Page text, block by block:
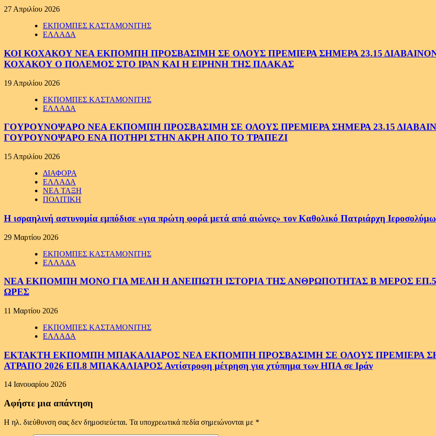
27 Απριλίου 2026
ΕΚΠΟΜΠΕΣ ΚΑΣΤΑΜΟΝΙΤΗΣ
ΕΛΛΑΔΑ
ΚΟΙ ΚΟΧΑΚΟΥ ΝΕΑ ΕΚΠΟΜΠΗ ΠΡΟΣΒΑΣΙΜΗ ΣΕ ΟΛΟΥΣ ΠΡΕΜΙΕΡΑ ΣΗΜΕΡΑ 23.15
ΚΟΧΑΚΟΥ Ο ΠΟΛΕΜΟΣ ΣΤΟ ΙΡΑΝ ΚΑΙ Η ΕΙΡΗΝΗ ΤΗΣ ΠΛΑΚΑΣ
19 Απριλίου 2026
ΕΚΠΟΜΠΕΣ ΚΑΣΤΑΜΟΝΙΤΗΣ
ΕΛΛΑΔΑ
ΓΟΥΡΟΥΝΟΨΑΡΟ ΝΕΑ ΕΚΠΟΜΠΗ ΠΡΟΣΒΑΣΙΜΗ ΣΕ ΟΛΟΥΣ ΠΡΕΜΙΕΡΑ ΣΗΜΕΡΑ 23.15
ΓΟΥΡΟΥΝΟΨΑΡΟ ΕΝΑ ΠΟΤΗΡΙ ΣΤΗΝ ΑΚΡΗ ΑΠΟ ΤΟ ΤΡΑΠΕΖΙ
15 Απριλίου 2026
ΔΙΑΦΟΡΑ
ΕΛΛΑΔΑ
ΝΕΑ ΤΑΞΗ
ΠΟΛΙΤΙΚΗ
Η ισραηλινή αστυνομία εμπόδισε «για πρώτη φορά μετά από αιώνες» τον Καθολικό Πατριάρχη
29 Μαρτίου 2026
ΕΚΠΟΜΠΕΣ ΚΑΣΤΑΜΟΝΙΤΗΣ
ΕΛΛΑΔΑ
ΝΕΑ ΕΚΠΟΜΠΗ ΜΟΝΟ ΓΙΑ ΜΕΛΗ Η ΑΝΕΙΠΩΤΗ ΙΣΤΟΡΙΑ ΤΗΣ ΑΝΘΡΩΠΟΤΗΤΑΣ Β ΜΕΡΟΣ
ΩΡΕΣ
11 Μαρτίου 2026
ΕΚΠΟΜΠΕΣ ΚΑΣΤΑΜΟΝΙΤΗΣ
ΕΛΛΑΔΑ
ΕΚΤΑΚΤΗ ΕΚΠΟΜΠΗ ΜΠΑΚΑΛΙΑΡΟΣ ΝΕΑ ΕΚΠΟΜΠΗ ΠΡΟΣΒΑΣΙΜΗ ΣΕ ΟΛΟΥΣ ΠΡΕΜΙΕΡΑ
ΑΤΡΑΠΟ 2026 ΕΠ.8 ΜΠΑΚΑΛΙΑΡΟΣ Αντίστροφη μέτρηση για χτύπημα των ΗΠΑ σε Ιράν
14 Ιανουαρίου 2026
Αφήστε μια απάντηση
Η ηλ. διεύθυνση σας δεν δημοσιεύεται. Τα υποχρεωτικά πεδία σημειώνονται με *